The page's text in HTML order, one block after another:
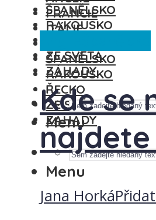
FRANCIE
ITÁLIE
ŠPANĚLSKO
RAKOUSKO
ŘECKO
ZE SVĚTA
ZÁHADY
Menu
ŠPANĚLSKO
RAKOUSKO
ZE SVĚTA
ZÁHADY
Menu
Kde se
Jana Horká